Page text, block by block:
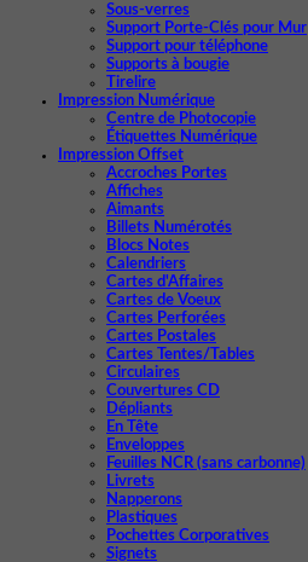
Sous-verres
Support Porte-Clés pour Mur
Support pour téléphone
Supports à bougie
Tirelire
Impression Numérique
Centre de Photocopie
Étiquettes Numérique
Impression Offset
Accroches Portes
Affiches
Aimants
Billets Numérotés
Blocs Notes
Calendriers
Cartes d'Affaires
Cartes de Voeux
Cartes Perforées
Cartes Postales
Cartes Tentes/Tables
Circulaires
Couvertures CD
Dépliants
En Tête
Enveloppes
Feuilles NCR (sans carbonne)
Livrets
Napperons
Plastiques
Pochettes Corporatives
Signets